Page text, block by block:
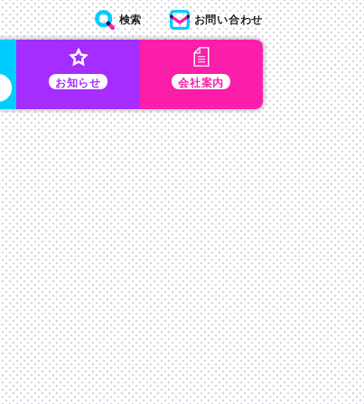
お知らせ 会社案内
検索 お問い合わせ